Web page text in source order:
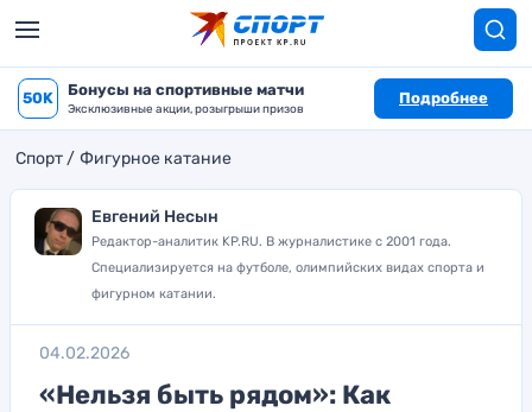
50K Бонусы на спортивные матчи
Эксклюзивные акции, розыгрыши призов
Подробнее
Спорт Фигурное катание
Евгений Несын
Редактор-аналитик KP.RU. В журналистике с 2001 года.
Специализируется на футболе, олимпийских видах спорта и
фигурном катании.
04.02.2026
«Нельзя быть рядом»: Как